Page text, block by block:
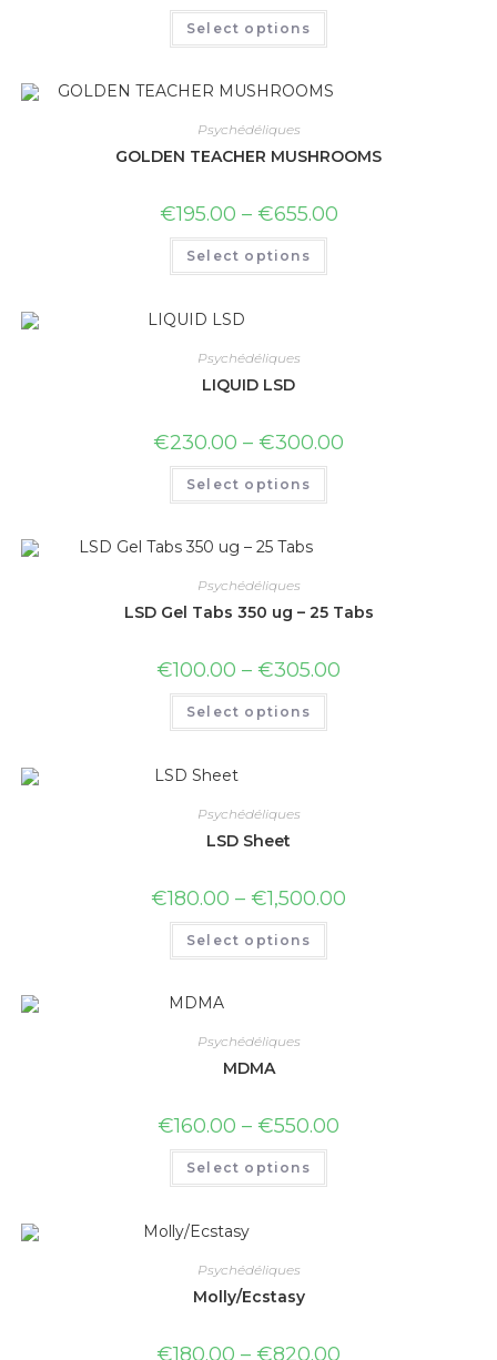
Select options
Psychédéliques
GOLDEN TEACHER MUSHROOMS
€195.00 – €655.00
Select options
Psychédéliques
LIQUID LSD
€230.00 – €300.00
Select options
Psychédéliques
LSD Gel Tabs 350 ug – 25 Tabs
€100.00 – €305.00
Select options
Psychédéliques
LSD Sheet
€180.00 – €1,500.00
Select options
Psychédéliques
MDMA
€160.00 – €550.00
Select options
Psychédéliques
Molly/Ecstasy
€180.00 – €820.00